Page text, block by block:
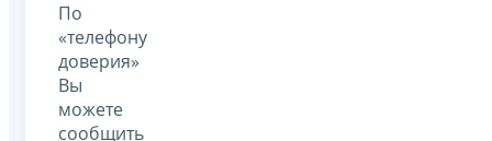
По
«телефону
доверия»
Вы
можете
сообщить